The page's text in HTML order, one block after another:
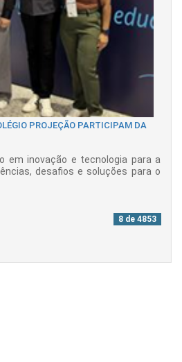
PROJEÇÃO PARTICIPAM DA
em inovação e tecnologia para a
desafios e soluções para o
8 de 4853